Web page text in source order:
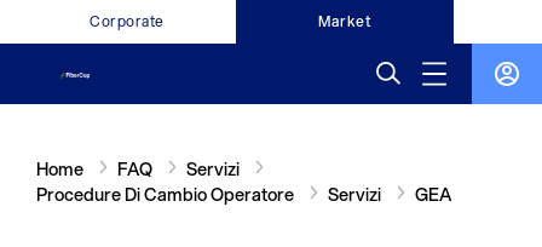
Corporate Market
Home FAQ
Servizi
Procedure Di Cambio Operatore
Servizi GEA